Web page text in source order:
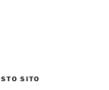
SITO